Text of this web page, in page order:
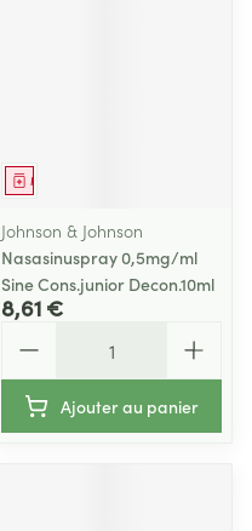
Médicament
Johnson & Johnson
Nasasinuspray 0,5mg/ml
Sine Cons.junior Decon.10ml
8,61 €
Ajouter au panier